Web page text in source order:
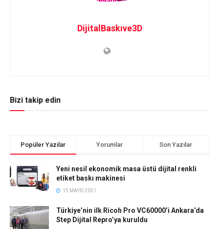
DijitalBaskıve3D
Bizi takip edin
Popüler Yazılar Yorumlar Son Yazılar
Yeni nesil ekonomik masa üstü dijital renkli
etiket baskı makinesi
15 MAYIS 2021
Türkiye’nin ilk Ricoh Pro VC60000’i Ankara’da
Step Dijital Repro’ya kuruldu